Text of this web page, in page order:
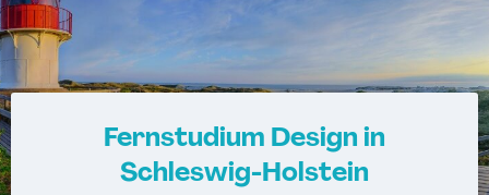
Fernstudium Design in
Schleswig-Holstein